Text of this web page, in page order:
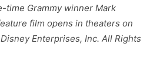
time Grammy winner Mark
film opens in theaters on
Enterprises, Inc. All Rights